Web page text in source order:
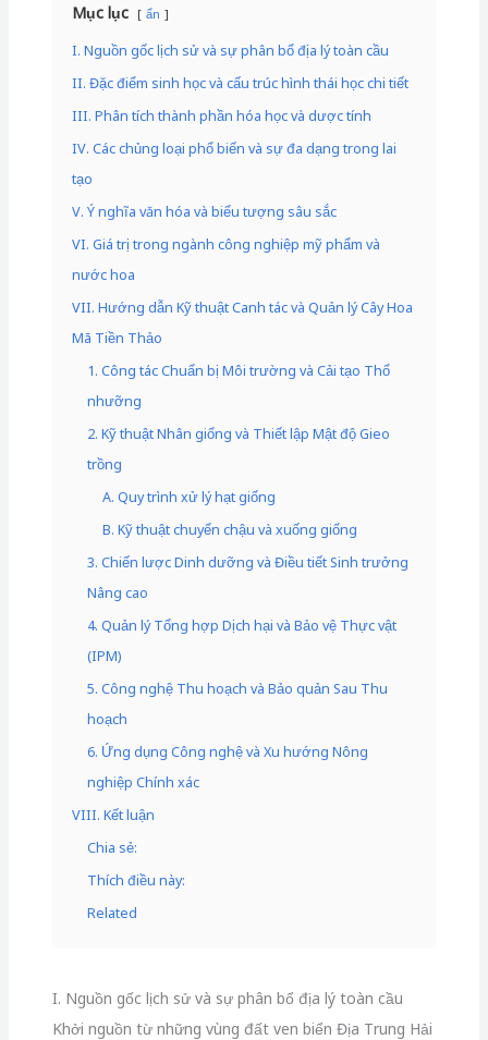
Mục lục ẩn
I. Nguồn gốc lịch sử và sự phân bổ địa lý toàn cầu
II. Đặc điểm sinh học và cấu trúc hình thái học chi tiết
III. Phân tích thành phần hóa học và dược tính
IV. Các chủng loại phổ biến và sự đa dạng trong lai
tạo
V. Ý nghĩa văn hóa và biểu tượng sâu sắc
VI. Giá trị trong ngành công nghiệp mỹ phẩm và
nước hoa
VII. Hướng dẫn Kỹ thuật Canh tác và Quản lý Cây Hoa
Mã Tiền Thảo
1. Công tác Chuẩn bị Môi trường và Cải tạo Thổ
nhưỡng
2. Kỹ thuật Nhân giống và Thiết lập Mật độ Gieo
trồng
A. Quy trình xử lý hạt giống
B. Kỹ thuật chuyển chậu và xuống giống
3. Chiến lược Dinh dưỡng và Điều tiết Sinh trưởng
Nâng cao
4. Quản lý Tổng hợp Dịch hại và Bảo vệ Thực vật
(IPM)
5. Công nghệ Thu hoạch và Bảo quản Sau Thu
hoạch
6. Ứng dụng Công nghệ và Xu hướng Nông
nghiệp Chính xác
VIII. Kết luận
Chia sẻ:
Thích điều này:
Related
I. Nguồn gốc lịch sử và sự phân bổ địa lý toàn cầu
Khởi nguồn từ những vùng đất ven biển Địa Trung Hải